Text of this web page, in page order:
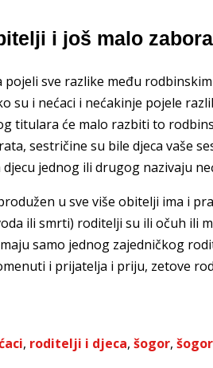
i još malo
sve razlike među
su i nećaci i nećakinje pojele
titulara će malo razbiti to
sestričine su bile djeca vaše
jednog ili drugog nazivaju
u sve više obitelji ima i
ili smrti) roditelji su ili očuh ili
samo jednog zajedničkog
i prijatelja i priju, zetove
, roditelji i djeca, šogor,